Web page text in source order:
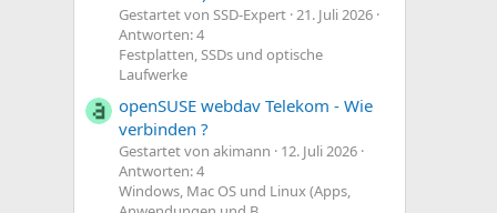
Gestartet von SSD-Expert 21. Juli 2026
Antworten: 4
Festplatten, SSDs und optische
Laufwerke
openSUSE webdav Telekom - Wie
verbinden ?
Gestartet von akimann
12. Juli 2026
Antworten: 4
Windows, Mac OS und Linux (Apps,